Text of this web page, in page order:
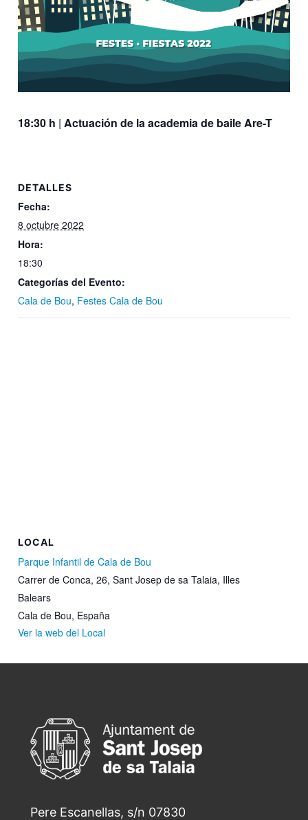
18:30 h | Actuación de la academia de baile Are-T
DETALLES
Fecha:
8 octubre 2022
Hora:
18:30
Categorías del Evento:
Cala de Bou, Festes Cala de Bou
LOCAL
Parque Infantil de Cala de Bou
Carrer de Conca, 26, Sant Josep de sa Talaia, Illes
Balears
Cala de Bou, España
Ver la web del Local
Pere Escanellas, s/n 07830